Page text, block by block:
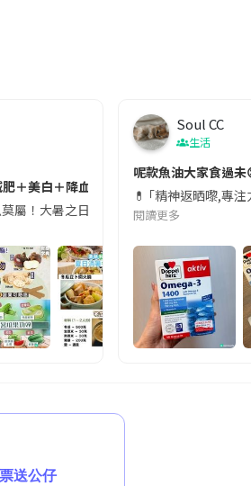
行動電源。一名旅客日前在機場安檢
＋美白＋降血脂
屬！大暑之日，點都要飲碗冬瓜湯消暑
Soul CC
生活
呢款魚油大家食過未
💊 ｢精神返晒嚟,專
閱讀更多